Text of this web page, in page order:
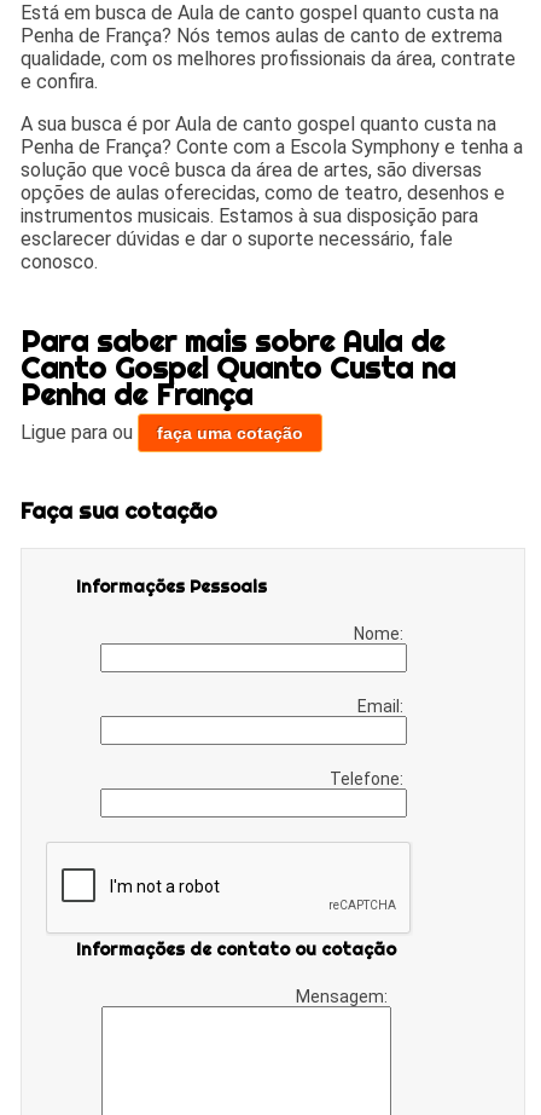
Está em busca de Aula de canto gospel quanto custa na
Penha de França? Nós temos aulas de canto de extrema
qualidade, com os melhores profissionais da área, contrate
e confira.
A sua busca é por Aula de canto gospel quanto custa na
Penha de França? Conte com a Escola Symphony e tenha a
solução que você busca da área de artes, são diversas
opções de aulas oferecidas, como de teatro, desenhos e
instrumentos musicais. Estamos à sua disposição para
esclarecer dúvidas e dar o suporte necessário, fale
conosco.
Para saber mais sobre Aula de
Canto Gospel Quanto Custa na
Penha de França
Ligue paraou faça uma cotação
Faça sua cotação
Informações Pessoais
Nome:
Email:
Telefone:
Informações de contato ou cotação
Mensagem: